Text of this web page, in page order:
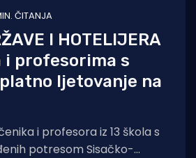
ČITANJA
I HOTELIJERA
i profesorima s
ljetovanje na
i profesora iz 13 škola s
potresom Sisačko-